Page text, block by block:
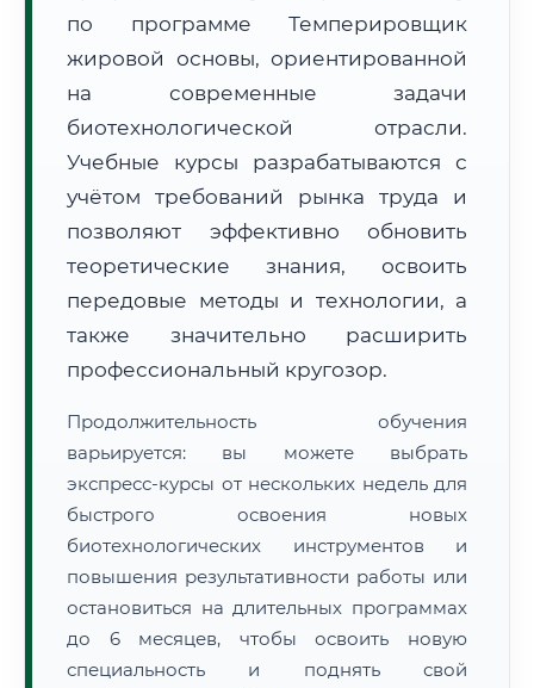
Расчет логистики оригиналов:
~2 457 км
• Экспресс-доставка СДЭК / Почтой:4–6 рабочих дней
📜 Документы и аккредитация ФИС ФРДО
🔍Нажмите на документ для увеличения и просмотра
по программе Темперировщик
жировой основы, ориентированной
на современные задачи
биотехнологической отрасли.
Учебные курсы разрабатываются с
учётом требований рынка труда и
позволяют эффективно обновить
теоретические знания, освоить
передовые методы и технологии, а
также значительно расширить
профессиональный кругозор.
Продолжительность обучения
варьируется: вы можете выбрать
экспресс-курсы от нескольких недель для
быстрого освоения новых
биотехнологических инструментов и
повышения результативности работы или
остановиться на длительных программах
до 6 месяцев, чтобы освоить новую
специальность и поднять свой